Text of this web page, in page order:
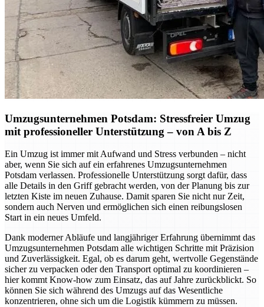
Umzugsunternehmen Potsdam: Stressfreier Umzug
mit professioneller Unterstützung – von A bis Z
Ein Umzug ist immer mit Aufwand und Stress verbunden – nicht
aber, wenn Sie sich auf ein erfahrenes Umzugsunternehmen
Potsdam verlassen. Professionelle Unterstützung sorgt dafür, dass
alle Details in den Griff gebracht werden, von der Planung bis zur
letzten Kiste im neuen Zuhause. Damit sparen Sie nicht nur Zeit,
sondern auch Nerven und ermöglichen sich einen reibungslosen
Start in ein neues Umfeld.
Dank moderner Abläufe und langjähriger Erfahrung übernimmt das
Umzugsunternehmen Potsdam alle wichtigen Schritte mit Präzision
und Zuverlässigkeit. Egal, ob es darum geht, wertvolle Gegenstände
sicher zu verpacken oder den Transport optimal zu koordinieren –
hier kommt Know-how zum Einsatz, das auf Jahre zurückblickt. So
können Sie sich während des Umzugs auf das Wesentliche
konzentrieren, ohne sich um die Logistik kümmern zu müssen.